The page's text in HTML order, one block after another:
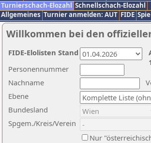
Turnierschach-Elozahl Schnellschach-Elozahl
Allgemeines Turnier anmelden: AUT FIDE
Willkommen bei den
Nachname
Ebene
Personennummer
Bundesland
Spgem./Kreis/Verein
Nur
FIDE-Elolisten Stand